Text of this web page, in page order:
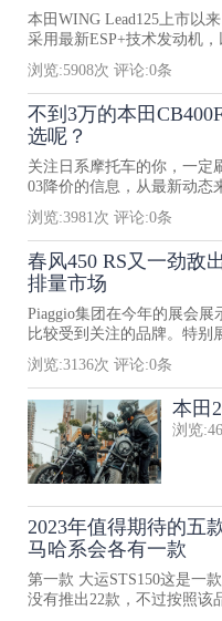
本田WING Lead125上市以
采用最新ESP+技术发动机
浏览:5908次 评论:0条
不到3万的本田
选呢？
关注日系摩托车的你，一定
03降价的信息，从最新动态
浏览:3981次 评论:0条
春风450 RS又一劲敌
排量市场
Piaggio集团在今年的展会
比较受到关注的品牌。特别
浏览:3136次 评论:0条
本田
浏览:
2023年值得期待的五
马哈系会各有一款
第一款 大运STS150这是一
没有推出22款，不过按照该